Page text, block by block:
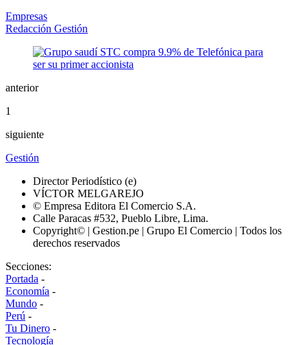
Empresas
Redacción Gestión
anterior
1
siguiente
Gestión
Director Periodístico (e)
VÍCTOR MELGAREJO
© Empresa Editora El Comercio S.A.
Calle Paracas #532, Pueblo Libre, Lima.
Copyright© | Gestion.pe | Grupo El Comercio | Todos los
derechos reservados
Secciones:
Portada -
Economía -
Mundo -
Perú -
Tu Dinero -
Tecnología